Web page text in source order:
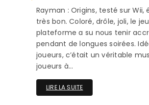
Rayman : Origins, testé sur Wii,
très bon. Coloré, drôle, joli, le
plateforme a su nous tenir
pendant de longues soirées.
joueurs, c’était un véritable
joueurs à…
LIRE LA SUITE